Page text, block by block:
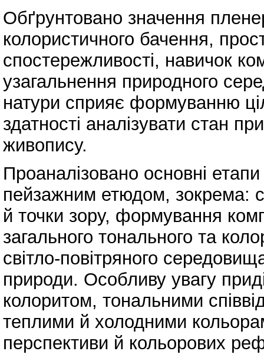
Обґрунтовано значення
колористичного бачення,
спостережливості, навичок
узагальнення природного
натури сприяє формуванню
здатності аналізувати стан
живопису.
Проаналізовано основні
пейзажним етюдом, зокрема:
й точки зору, формування
загального тонального та
світло-повітряного
природи. Особливу увагу
колоритом, тональними
теплими й холодними
перспективи й кольорових